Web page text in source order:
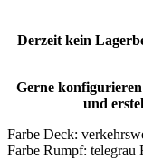
Derzeit kein
Gerne
und
Farbe Deck:
Farbe Rumpf: